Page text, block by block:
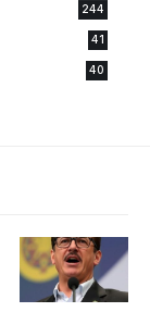
244
41
40